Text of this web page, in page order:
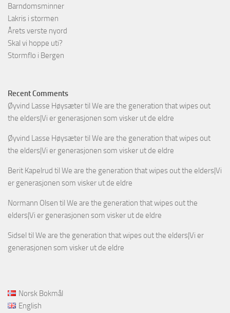
Barndomsminner
Lakris i stormen
Årets verste nyord
Skal vi hoppe uti?
Stormflo i Bergen
Recent Comments
Øyvind Lasse Høysætertil We are the generation that wipes out
the elders|Vi er generasjonen som visker ut de eldre
Øyvind Lasse Høysætertil We are the generation that wipes out
the elders|Vi er generasjonen som visker ut de eldre
Berit Kapelrud til We are the generation that wipes out the elders|Vi
er generasjonen som visker ut de eldre
Normann Olsen til We are the generation that wipes out the
elders|Vi er generasjonen som visker ut de eldre
Sidsel til We are the generation that wipes out the elders|Vi er
generasjonen som visker ut de eldre
Norsk Bokmål
English